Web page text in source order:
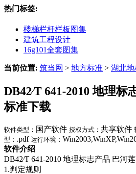
热门标签:
楼梯栏杆栏板图集
建筑工程设计
16g101全套图集
当前位置: 筑当网 > 地方标准 > 湖北地
DB42∕T 641-2010 地理标
标准下载
软件类型： 国产软件 授权方式： 共享软件
型： .pdf 运行环境：
软件介绍
DB42∕T 641-2010 地理标志产品 巴河
1.判定规则